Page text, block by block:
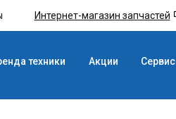
Интернет-магазин запчастей
техники Акции